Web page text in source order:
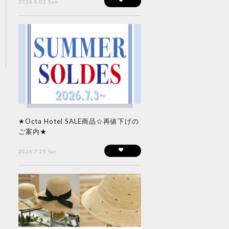
2026.8.02 Sun
★Octa Hotel SALE商品☆再値下げの
ご案内★
2026.7.25 Sat